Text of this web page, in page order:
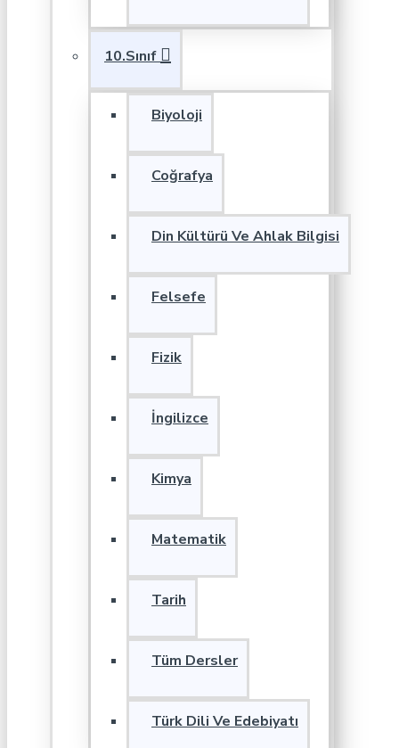
10.Sınıf
Biyoloji
Coğrafya
Din Kültürü Ve Ahlak Bilgisi
Felsefe
Fizik
İngilizce
Kimya
Matematik
Tarih
Tüm Dersler
Türk Dili Ve Edebiyatı